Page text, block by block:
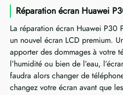
Réparation écran Huawei
La réparation écran Huawei P30
un nouvel écran LCD premium.
apporter des dommages à votre
l’humidité ou bien de l’eau,
faudra alors changer de
changez votre écran avant que